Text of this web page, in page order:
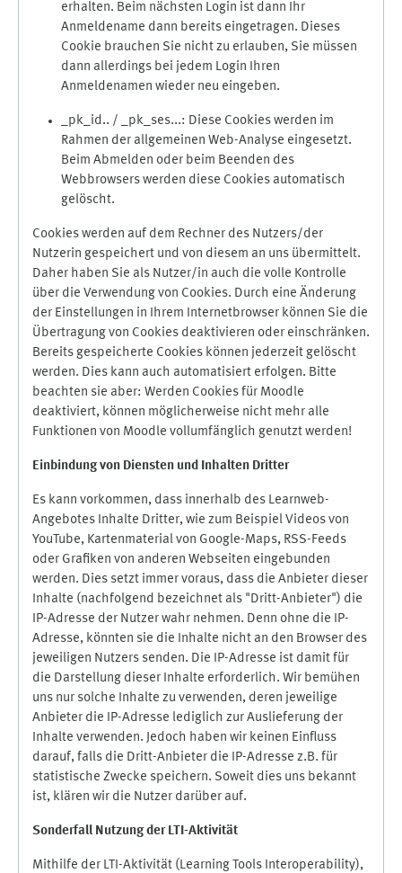
erhalten. Beim nächsten Login ist dann Ihr
Anmeldename dann bereits eingetragen. Dieses
Cookie brauchen Sie nicht zu erlauben, Sie müssen
dann allerdings bei jedem Login Ihren
Anmeldenamen wieder neu eingeben.
_pk_id.. / _pk_ses...: Diese Cookies werden im
Rahmen der allgemeinen Web-Analyse eingesetzt.
Beim Abmelden oder beim Beenden des
Webbrowsers werden diese Cookies automatisch
gelöscht.
Cookies werden auf dem Rechner des Nutzers/der
Nutzerin gespeichert und von diesem an uns übermittelt.
Daher haben Sie als Nutzer/in auch die volle Kontrolle
über die Verwendung von Cookies. Durch eine Änderung
der Einstellungen in Ihrem Internetbrowser können Sie die
Übertragung von Cookies deaktivieren oder einschränken.
Bereits gespeicherte Cookies können jederzeit gelöscht
werden. Dies kann auch automatisiert erfolgen. Bitte
beachten sie aber: Werden Cookies für Moodle
deaktiviert, können möglicherweise nicht mehr alle
Funktionen von Moodle vollumfänglich genutzt werden!
Einbindung von Diensten und Inhalten Dritter
Es kann vorkommen, dass innerhalb des Learnweb-
Angebotes Inhalte Dritter, wie zum Beispiel Videos von
YouTube, Kartenmaterial von Google-Maps, RSS-Feeds
oder Grafiken von anderen Webseiten eingebunden
werden. Dies setzt immer voraus, dass die Anbieter dieser
Inhalte (nachfolgend bezeichnet als "Dritt-Anbieter") die
IP-Adresse der Nutzer wahr nehmen. Denn ohne die IP-
Adresse, könnten sie die Inhalte nicht an den Browser des
jeweiligen Nutzers senden. Die IP-Adresse ist damit für
die Darstellung dieser Inhalte erforderlich. Wir bemühen
uns nur solche Inhalte zu verwenden, deren jeweilige
Anbieter die IP-Adresse lediglich zur Auslieferung der
Inhalte verwenden. Jedoch haben wir keinen Einfluss
darauf, falls die Dritt-Anbieter die IP-Adresse z.B. für
statistische Zwecke speichern. Soweit dies uns bekannt
ist, klären wir die Nutzer darüber auf.
Sonderfall Nutzung der LTI-Aktivität
Mithilfe der LTI-Aktivität (Learning Tools Interoperability),